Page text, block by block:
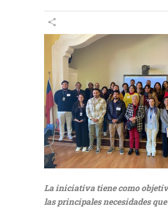
La iniciativa tiene como
las principales necesidades